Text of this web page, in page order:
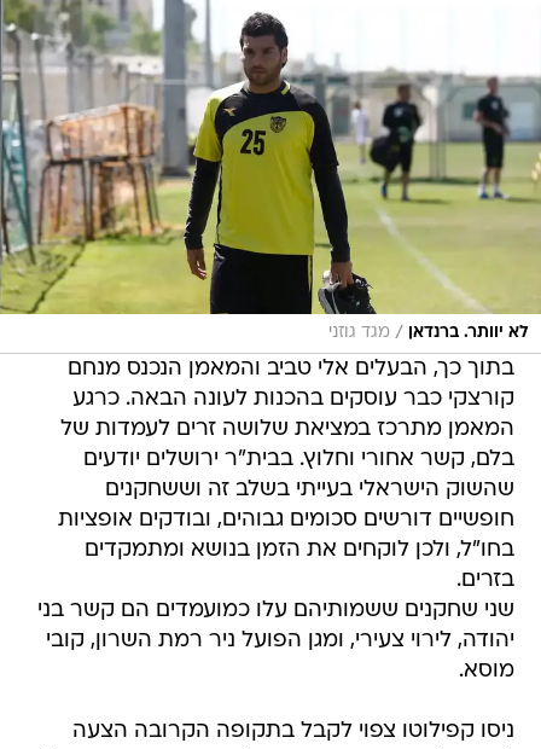
לא יוותר. ברנדאן / מגד גוזני
בתוך כך, הבעלים אלי טביב והמאמן הנכנס מנחם
קורצקי כבר עוסקים בהכנות לעונה הבאה. כרגע
המאמן מתרכז במציאת שלושה זרים לעמדות של
בלם, קשר אחורי וחלוץ. בבית"ר ירושלים יודעים
שהשוק הישראלי בעייתי בשלב זה וששחקנים
חופשיים דורשים סכומים גבוהים, ובודקים אופציות
בחו"ל, ולכן לוקחים את הזמן בנושא ומתמקדים
בזרים.
שני שחקנים ששמותיהם עלו כמועמדים הם קשר בני
יהודה, לירוי צעירי, ומגן הפועל ניר רמת השרון, קובי
מוסא.
ניסו קפילוטו צפוי לקבל בתקופה הקרובה הצעה